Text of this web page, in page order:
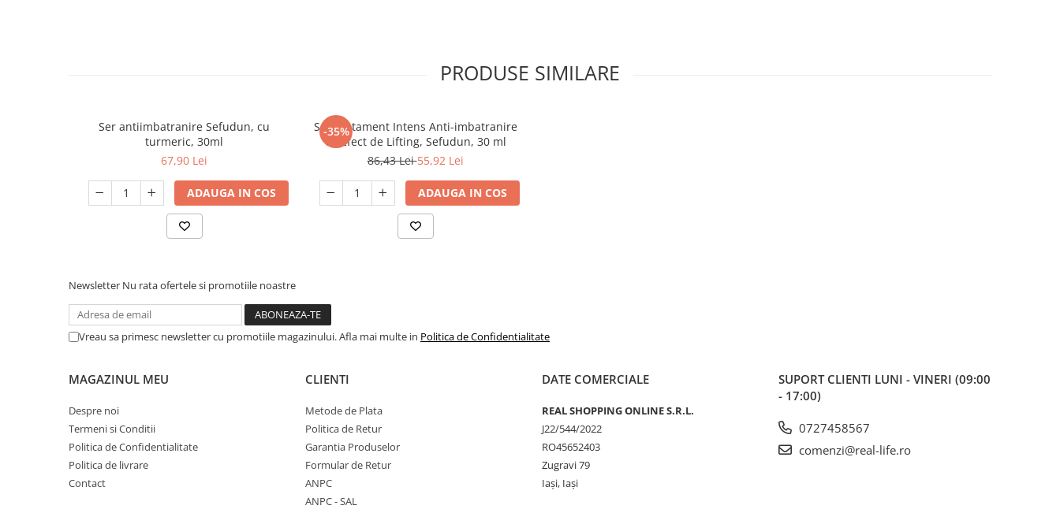
PRODUSE SIMILARE
Ser antiimbatranire Sefudun, cu
turmeric, 30ml
67,90 Lei
ADAUGA IN COS
-35%
Ser Tratament Intens Anti-imbatranire
cu Efect de Lifting, Sefudun, 30 ml
86,43 Lei55,92 Lei
ADAUGA IN COS
Newsletter Nu rata ofertele si promotiile noastre
Vreau sa primesc newsletter cu promotiile magazinului. Afla mai multe in Politica de Confidentialitate
MAGAZINUL MEU
Despre noi
Termeni si Conditii
Politica de Confidentialitate
Politica de livrare
Contact
CLIENTI
Metode de Plata
Politica de Retur
Garantia Produselor
Formular de Retur
ANPC
ANPC - SAL
DATE COMERCIALE
REAL SHOPPING ONLINE S.R.L.
J22/544/2022
RO45652403
Zugravi 79
Iași, Iași
SUPORT CLIENTI LUNI - VINERI (09:00
- 17:00)
0727458567
comenzi@real-life.ro